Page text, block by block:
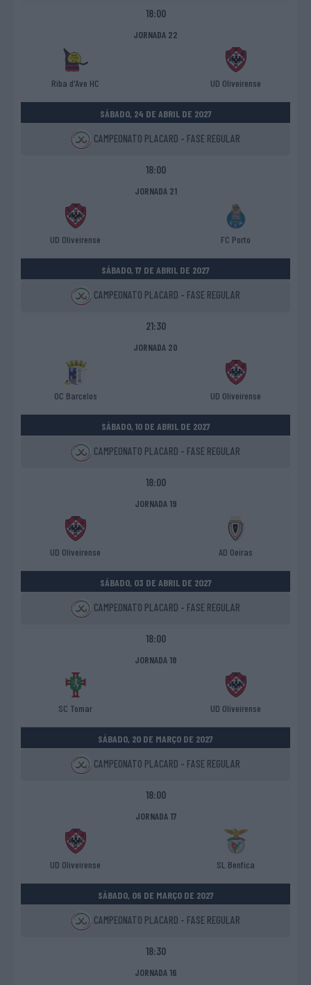
18:00
JORNADA 22
Riba d'Ave HC UD Oliveirense
SÁBADO, 24 DE ABRIL DE 2027
CAMPEONATO PLACARD - FASE REGULAR
18:00
JORNADA 21
UD Oliveirense FC Porto
SÁBADO, 17 DE ABRIL DE 2027
CAMPEONATO PLACARD - FASE REGULAR
21:30
JORNADA 20
OC Barcelos UD Oliveirense
SÁBADO, 10 DE ABRIL DE 2027
CAMPEONATO PLACARD - FASE REGULAR
18:00
JORNADA 19
UD Oliveirense AD Oeiras
SÁBADO, 03 DE ABRIL DE 2027
CAMPEONATO PLACARD - FASE REGULAR
18:00
JORNADA 18
SC Tomar UD Oliveirense
SÁBADO, 20 DE MARÇO DE 2027
CAMPEONATO PLACARD - FASE REGULAR
18:00
JORNADA 17
UD Oliveirense SL Benfica
SÁBADO, 06 DE MARÇO DE 2027
CAMPEONATO PLACARD - FASE REGULAR
18:30
JORNADA 16